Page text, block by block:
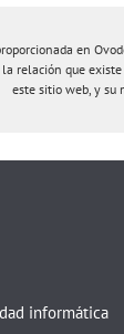
en
la relación que
este sitio web, y su
informática